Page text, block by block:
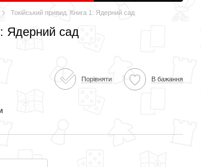
Токійський привид. Книга 1: Ядерний сад
Ядерний сад
Порівняти В бажання